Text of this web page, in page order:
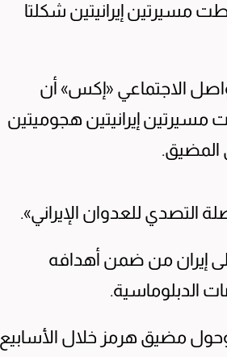
مسيرتين إيرانيتين شكلتا
الاجتماعي «إكس» أن
إيرانيتين هجوميتين
المضيق.
التصدي للعدوان الإيراني».
حصارا بحريا على إيران من ضمن أهدافه
الدبلوماسية.
وحول مضيق هرمز خلال الأسابيع